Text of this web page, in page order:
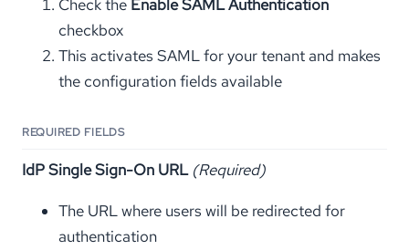
Check the Enable SAML Authentication
checkbox
This activates SAML for your tenant and makes
the configuration fields available
REQUIRED FIELDS
IdP Single Sign-On URL (Required)
The URL where users will be redirected for
authentication